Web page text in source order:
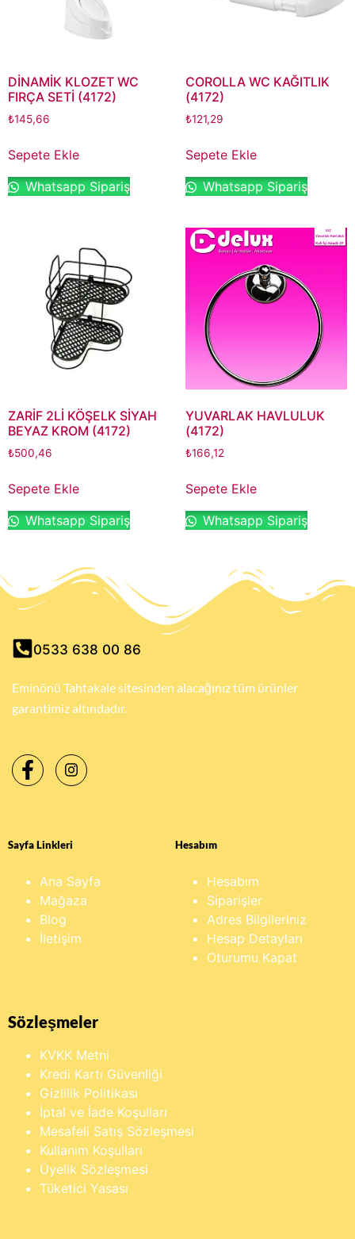
DİNAMİK KLOZET WC
FIRÇA SETİ (4172)
₺145,66
Sepete Ekle
Whatsapp Sipariş
COROLLA WC KAĞITLIK
(4172)
₺121,29
Sepete Ekle
Whatsapp Sipariş
ZARİF 2Lİ KÖŞELK SİYAH
BEYAZ KROM (4172)
₺500,46
Sepete Ekle
Whatsapp Sipariş
YUVARLAK HAVLULUK
(4172)
₺166,12
Sepete Ekle
Whatsapp Sipariş
0533 638 00 86
Eminönü Tahtakale sitesinden alacağınız tüm ürünler
garantimiz altındadır.
Sayfa Linkleri
Ana Sayfa
Mağaza
Blog
İletişim
Hesabım
Hesabım
Siparişler
Adres Bilgileriniz
Hesap Detayları
Oturumu Kapat
Sözleşmeler
KVKK Metni
Kredi Kartı Güvenliği
Gizlilik Politikası
İptal ve İade Koşulları
Mesafeli Satış Sözleşmesi
Kullanım Koşulları
Üyelik Sözleşmesi
Tüketici Yasası